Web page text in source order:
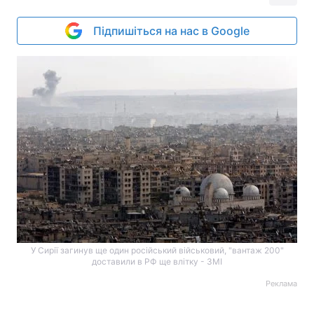
Підпишіться на нас в Google
У Сирії загинув ще один російський військовий, "вантаж 200"
доставили в РФ ще влітку - ЗМІ
Реклама